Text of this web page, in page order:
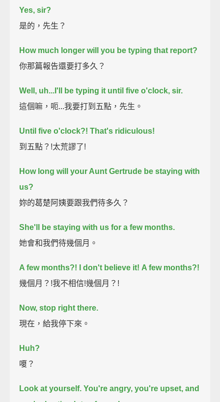
Yes, sir?
是的，先生？
How much longer will you be typing that report?
你那篇報告還要打多久？
Well, uh...I'll be typing it until five o'clock, sir.
這個嘛，呃...我要打到五點，先生。
Until five o'clock?! That's ridiculous!
到五點？!太荒謬了!
How long will your Aunt Gertrude be staying with
us?
妳的葛楚阿姨要跟我們待多久？
She'll be staying with us for a few months.
她會和我們待幾個月。
A few months?! I don't believe it! A few months?!
幾個月？!我不相信!幾個月？!
Now, stop right there.
現在，給我停下來。
Huh?
嗄？
Look at yourself. You're angry, you're upset, and